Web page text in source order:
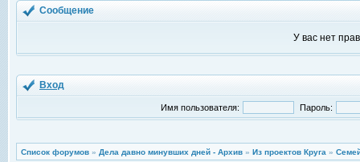
Сообщение
У вас нет
Вход
Имя пользователя: Пароль:
Список форумов » Дела давно минувших дней - Архив » Из проектов Круга »